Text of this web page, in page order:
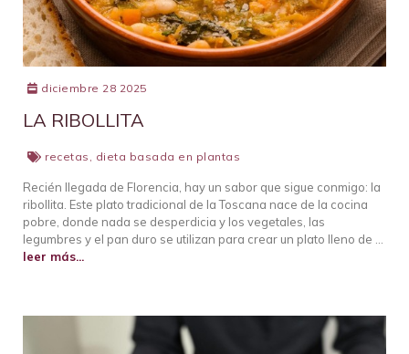
diciembre 28 2025
LA RIBOLLITA
recetas dieta basada en plantas
Recién llegada de Florencia, hay un sabor que sigue conmigo: la
ribollita. Este plato tradicional de la Toscana nace de la cocina
pobre, donde nada se desperdicia y los vegetales, las
legumbres y el pan duro se utilizan para crear un plato lleno de …
leer más...